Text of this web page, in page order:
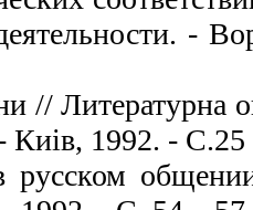
-
Литературна
Киiв, 1992. - С.25
общении